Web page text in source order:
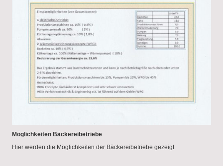
Möglichkeiten Bäckereibetriebe
Hier werden die Möglichkeiten der Bäckereibetriebe gezeigt